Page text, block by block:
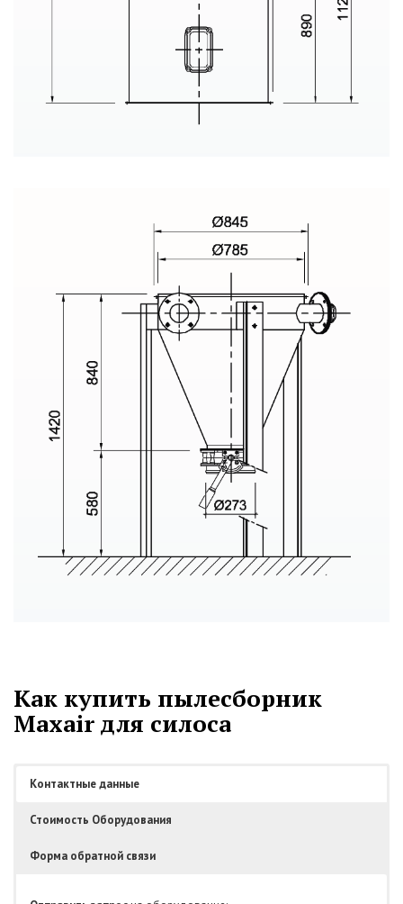
Как купить пылесборник
Maxair для силоса
Контактные данные
Стоимость Оборудования
Форма обратной связи